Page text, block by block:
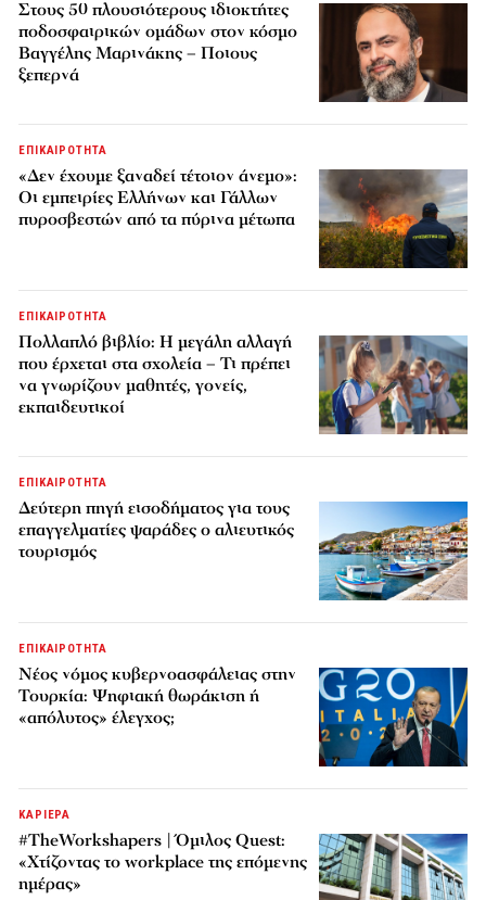
Στους 50 πλουσιότερους ιδιοκτήτες
ποδοσφαιρικών ομάδων στον κόσμο
Βαγγέλης Μαρινάκης – Ποιους
ξεπερνά
ΕΠΙΚΑΙΡΟΤΗΤΑ
«Δεν έχουμε ξαναδεί τέτοιον άνεμο»:
Οι εμπειρίες Ελλήνων και Γάλλων
πυροσβεστών από τα πύρινα μέτωπα
ΕΠΙΚΑΙΡΟΤΗΤΑ
Πολλαπλό βιβλίο: Η μεγάλη αλλαγή
που έρχεται στα σχολεία – Τι πρέπει
να γνωρίζουν μαθητές, γονείς,
εκπαιδευτικοί
ΕΠΙΚΑΙΡΟΤΗΤΑ
Δεύτερη πηγή εισοδήματος για τους
επαγγελματίες ψαράδες ο αλιευτικός
τουρισμός
ΕΠΙΚΑΙΡΟΤΗΤΑ
Νέος νόμος κυβερνοασφάλειας στην
Τουρκία: Ψηφιακή θωράκιση ή
«απόλυτος» έλεγχος;
ΚΑΡΙΕΡΑ
#TheWorkshapers | Όμιλος Quest:
«Χτίζοντας το workplace της επόμενης
ημέρας»